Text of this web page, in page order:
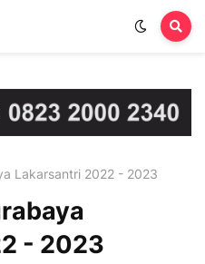
Lakarsantri 2022 - 2023
- 2023